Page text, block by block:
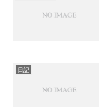
日記